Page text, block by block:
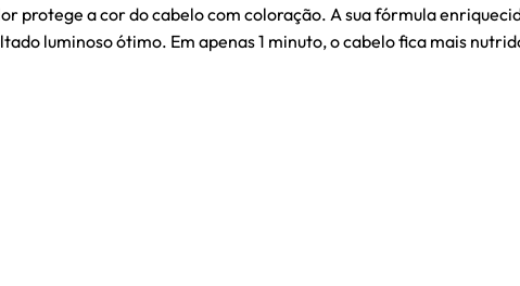
protege a cor do cabelo com coloração. A sua fórmula
luminoso ótimo. Em apenas 1 minuto, o cabelo fica mais